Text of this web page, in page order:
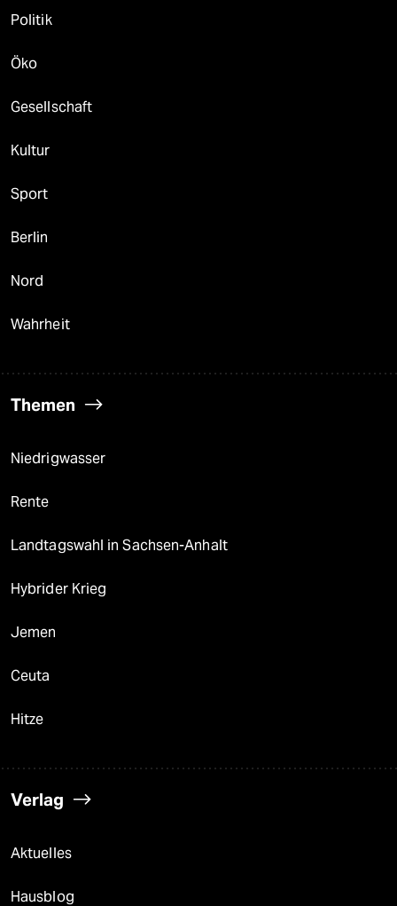
Politik
Öko
Gesellschaft
Kultur
Sport
Berlin
Nord
Wahrheit
Themen
Niedrigwasser
Rente
Landtagswahl in Sachsen-Anhalt
Hybrider Krieg
Jemen
Ceuta
Hitze
Verlag
Aktuelles
Hausblog